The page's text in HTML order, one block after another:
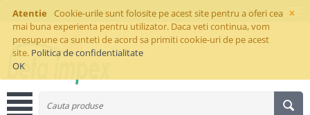
×
Atentie
Cookie-urile sunt folosite pe acest site pentru a oferi cea
mai buna experienta pentru utilizator. Daca veti continua, vom
presupune ca sunteti de acord sa primiti cookie-uri de pe acest
site. Politica de confidentialitate
OK